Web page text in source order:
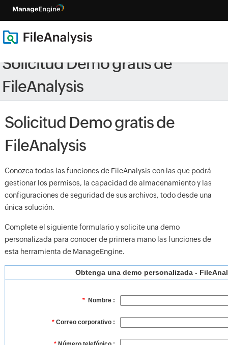
Solicitud Demo gratis de
FileAnalysis
Solicitud Demo gratis de
FileAnalysis
Conozca todas las funciones de FileAnalysis con las que podrá
gestionar los permisos, la capacidad de almacenamiento y las
configuraciones de seguridad de sus archivos, todo desde una
única solución.
Complete el siguiente formulario y solicite una demo
personalizada para conocer de primera mano las funciones de
esta herramienta de ManageEngine.
Obtenga una demo personalizada -
* Nombre :
* Correo corporativo :